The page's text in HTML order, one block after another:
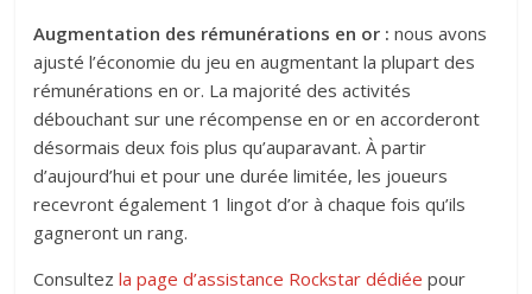
Augmentation des rémunérations en or : nous avons
ajusté l’économie du jeu en augmentant la plupart des
rémunérations en or. La majorité des activités
débouchant sur une récompense en or en accorderont
désormais deux fois plus qu’auparavant. À partir
d’aujourd’hui et pour une durée limitée, les joueurs
recevront également 1 lingot d’or à chaque fois qu’ils
gagneront un rang.
Consultezla page d’assistance Rockstar dédiée pour